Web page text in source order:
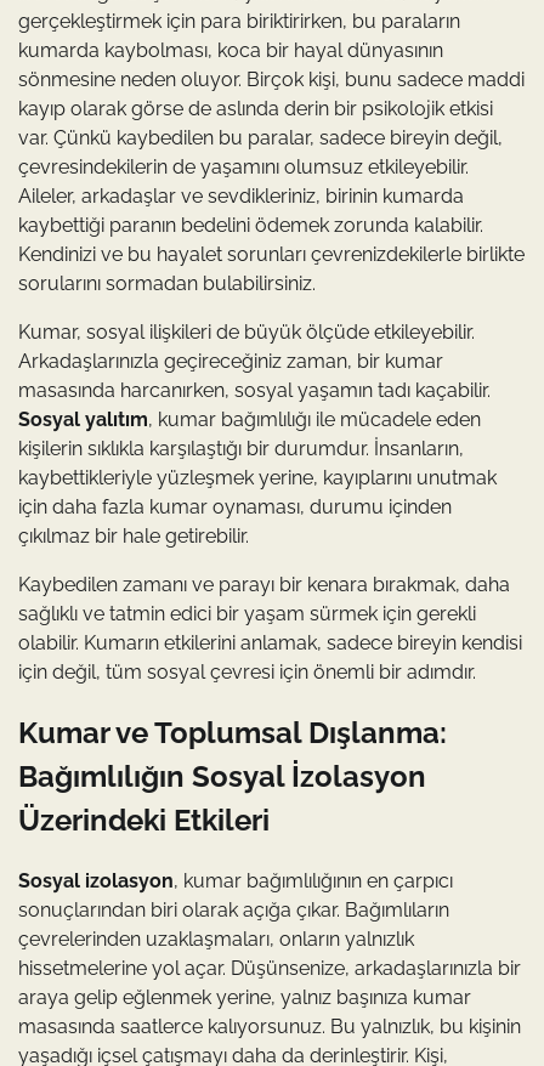
gerçekleştirmek için para biriktirirken, bu paraların
kumarda kaybolması, koca bir hayal dünyasının
sönmesine neden oluyor. Birçok kişi, bunu sadece maddi
kayıp olarak görse de aslında derin bir psikolojik etkisi
var. Çünkü kaybedilen bu paralar, sadece bireyin değil,
çevresindekilerin de yaşamını olumsuz etkileyebilir.
Aileler, arkadaşlar ve sevdikleriniz, birinin kumarda
kaybettiği paranın bedelini ödemek zorunda kalabilir.
Kendinizi ve bu hayalet sorunları çevrenizdekilerle birlikte
sorularını sormadan bulabilirsiniz.
Kumar, sosyal ilişkileri de büyük ölçüde etkileyebilir.
Arkadaşlarınızla geçireceğiniz zaman, bir kumar
masasında harcanırken, sosyal yaşamın tadı kaçabilir.
Sosyal yalıtım, kumar bağımlılığı ile mücadele eden
kişilerin sıklıkla karşılaştığı bir durumdur. İnsanların,
kaybettikleriyle yüzleşmek yerine, kayıplarını unutmak
için daha fazla kumar oynaması, durumu içinden
çıkılmaz bir hale getirebilir.
Kaybedilen zamanı ve parayı bir kenara bırakmak, daha
sağlıklı ve tatmin edici bir yaşam sürmek için gerekli
olabilir. Kumarın etkilerini anlamak, sadece bireyin kendisi
için değil, tüm sosyal çevresi için önemli bir adımdır.
Kumar ve Toplumsal Dışlanma:
Bağımlılığın Sosyal İzolasyon
Üzerindeki Etkileri
Sosyal izolasyon, kumar bağımlılığının en çarpıcı
sonuçlarından biri olarak açığa çıkar. Bağımlıların
çevrelerinden uzaklaşmaları, onların yalnızlık
hissetmelerine yol açar. Düşünsenize, arkadaşlarınızla bir
araya gelip eğlenmek yerine, yalnız başınıza kumar
masasında saatlerce kalıyorsunuz. Bu yalnızlık, bu kişinin
yaşadığı içsel çatışmayı daha da derinleştirir. Kişi,